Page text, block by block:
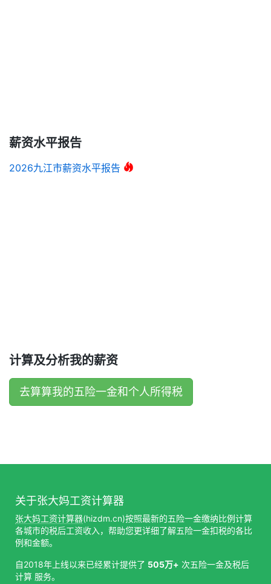
薪资水平报告
2026九江市薪资水平报告
计算及分析我的薪资
去算算我的五险一金和个人所得税
关于张大妈工资计算器
张大妈工资计算器(hizdm.cn)按照最新的五险一金缴纳比例计算
各城市的税后工资收入，帮助您更详细了解五险一金扣税的各比
例和金额。
自2018年上线以来已经累计提供了 505万+ 次五险一金及税后
计算 服务。